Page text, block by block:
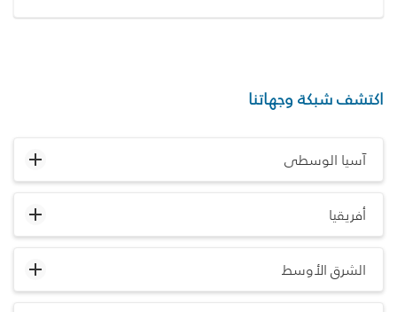
اكتشف شبكة وجهاتنا
آسيا الوسطى
أفريقيا
الشرق الأوسط